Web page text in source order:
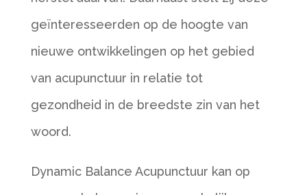
geïnteresseerden op de hoogte van
nieuwe ontwikkelingen op het gebied
van acupunctuur in relatie tot
gezondheid in de breedste zin van het
woord.
Dynamic Balance Acupunctuur kan op